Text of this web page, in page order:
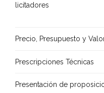
licitadores
Precio, Presupuesto y
Prescripciones Técnicas
Presentación de